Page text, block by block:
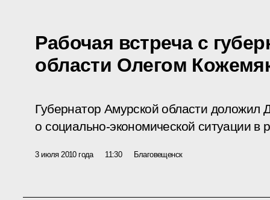
Рабочая встреча с
области Олегом
Губернатор Амурской области
о социально-экономической ситуации в
3 июля 2010 года 11:30 Благовещенск